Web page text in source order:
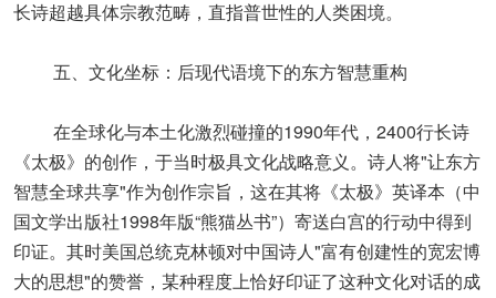
长诗超越具体宗教范畴，直指普世性的人类困境。
五、文化坐标：后现代语境下的东方智慧重构
在全球化与本土化激烈碰撞的1990年代，2400行长诗
《太极》的创作，于当时极具文化战略意义。诗人将"让东方
智慧全球共享"作为创作宗旨，这在其将《太极》英译本（中
国文学出版社1998年版“熊猫丛书”）寄送白宫的行动中得到
印证。其时美国总统克林顿对中国诗人"富有创建性的宽宏博
大的思想"的赞誉，某种程度上恰好印证了这种文化对话的成